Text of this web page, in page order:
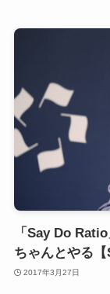
「Say Do
ちゃんとやる【
2017年3月27日